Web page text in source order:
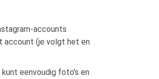
accounts
account (je volgt het en
eenvoudig foto's en